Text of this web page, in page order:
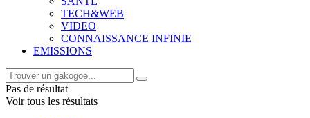
TECH&WEB
VIDEO
CONNAISSANCE INFINIE
EMISSIONS
Pas de résultat
Voir tous les résultats